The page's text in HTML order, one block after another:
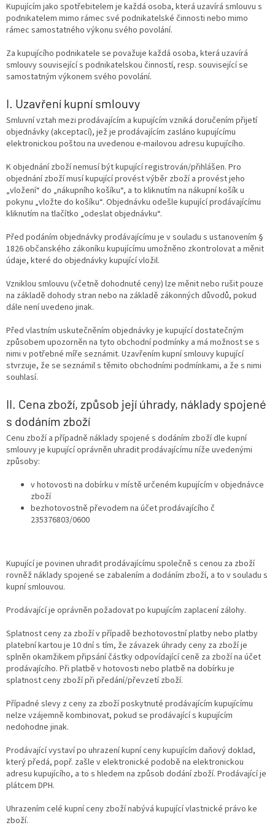
Kupujícím jako spotřebitelem je každá osoba, která uzavírá smlouvu s
podnikatelem mimo rámec své podnikatelské činnosti nebo mimo
rámec samostatného výkonu svého povolání.
Za kupujícího podnikatele se považuje každá osoba, která uzavírá
smlouvy související s podnikatelskou činností, resp. související se
samostatným výkonem svého povolání.
I. Uzavření kupní smlouvy
Smluvní vztah mezi prodávajícím a kupujícím vzniká doručením přijetí
objednávky (akceptací), jež je prodávajícím zasláno kupujícímu
elektronickou poštou na uvedenou e-mailovou adresu kupujícího.
K objednání zboží nemusí být kupující registrován/přihlášen. Pro
objednání zboží musí kupující provést výběr zboží a provést jeho
„vložení“ do „nákupního košíku“, a to kliknutím na nákupní košík u
pokynu „vložte do košíku“. Objednávku odešle kupující prodávajícímu
kliknutím na tlačítko „odeslat objednávku“.
Před podáním objednávky prodávajícímu je v souladu s ustanovením §
1826 občanského zákoníku kupujícímu umožněno zkontrolovat a měnit
údaje, které do objednávky kupující vložil.
Vzniklou smlouvu (včetně dohodnuté ceny) lze měnit nebo rušit pouze
na základě dohody stran nebo na základě zákonných důvodů, pokud
dále není uvedeno jinak.
Před vlastním uskutečněním objednávky je kupující dostatečným
způsobem upozorněn na tyto obchodní podmínky a má možnost se s
nimi v potřebné míře seznámit. Uzavřením kupní smlouvy kupující
stvrzuje, že se seznámil s těmito obchodními podmínkami, a že s nimi
souhlasí.
II. Cena zboží, způsob její úhrady, náklady spojené
s dodáním zboží
Cenu zboží a případně náklady spojené s dodáním zboží dle kupní
smlouvy je kupující oprávněn uhradit prodávajícímu níže uvedenými
způsoby:
v hotovosti na dobírku v místě určeném kupujícím v objednávce
zboží
bezhotovostně převodem na účet prodávajícího č
235376803/0600
Kupující je povinen uhradit prodávajícímu společně s cenou za zboží
rovněž náklady spojené se zabalením a dodáním zboží, a to v souladu s
kupní smlouvou.
Prodávající je oprávněn požadovat po kupujícím zaplacení zálohy.
Splatnost ceny za zboží v případě bezhotovostní platby nebo platby
platební kartou je 10 dní s tím, že závazek úhrady ceny za zboží je
splněn okamžikem připsání částky odpovídající ceně za zboží na účet
prodávajícího. Při platbě v hotovosti nebo platbě na dobírku je
splatnost ceny zboží při předání/převzetí zboží.
Případné slevy z ceny za zboží poskytnuté prodávajícím kupujícímu
nelze vzájemně kombinovat, pokud se prodávající s kupujícím
nedohodne jinak.
Prodávající vystaví po uhrazení kupní ceny kupujícím daňový doklad,
který předá, popř. zašle v elektronické podobě na elektronickou
adresu kupujícího, a to s hledem na způsob dodání zboží. Prodávající je
plátcem DPH.
Uhrazením celé kupní ceny zboží nabývá kupující vlastnické právo ke
zboží.